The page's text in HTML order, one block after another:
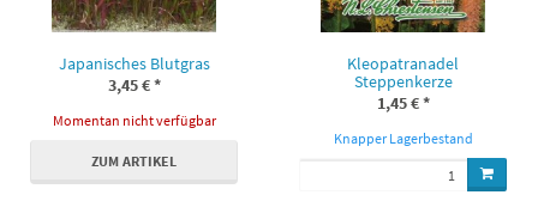
Japanisches Blutgras
3,45 €*
Momentan nicht verfügbar
ZUM ARTIKEL
Kleopatranadel
Steppenkerze
1,45 €*
Knapper Lagerbestand